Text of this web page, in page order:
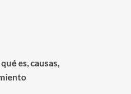
es, causas,